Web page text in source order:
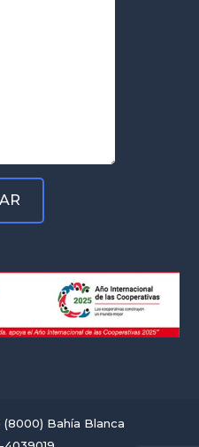
(8000) Bahía Blanca